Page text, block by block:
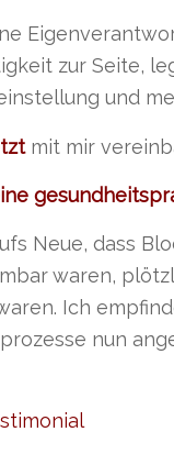
zur Seite,
und
mit mir
Neue, dass
waren,
Ich
nun